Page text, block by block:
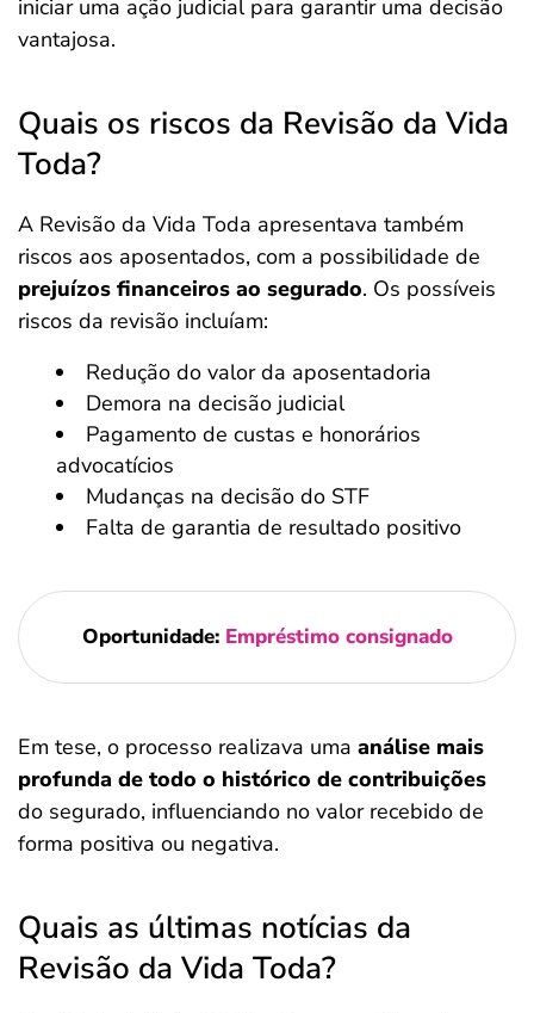
iniciar uma ação judicial para garantir uma decisão
vantajosa.
Quais os riscos da Revisão da Vida
Toda?
A Revisão da Vida Toda apresentava também
riscos aos aposentados, com a possibilidade de
prejuízos financeiros ao segurado. Os possíveis
riscos da revisão incluíam:
Redução do valor da aposentadoria
Demora na decisão judicial
Pagamento de custas e honorários
advocatícios
Mudanças na decisão do STF
Falta de garantia de resultado positivo
Oportunidade: Empréstimo consignado
Em tese, o processo realizava uma análise mais
profunda de todo o histórico de contribuições
do segurado, influenciando no valor recebido de
forma positiva ou negativa.
Quais as últimas notícias da
Revisão da Vida Toda?